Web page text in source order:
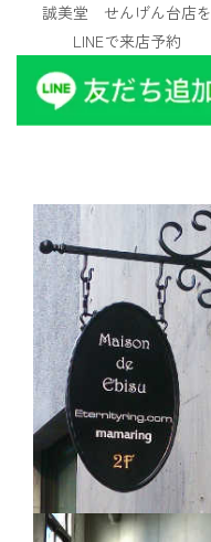
誠美堂 せんげん台店を
LINEで来店予約